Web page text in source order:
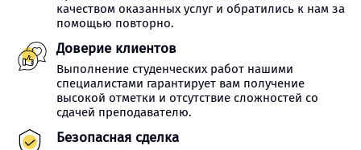
качеством оказанных услуг и обратились к нам за
помощью повторно.
Доверие клиентов
Выполнение студенческих работ нашими
специалистами гарантирует вам получение
высокой отметки и отсутствие сложностей со
сдачей преподавателю.
Безопасная сделка